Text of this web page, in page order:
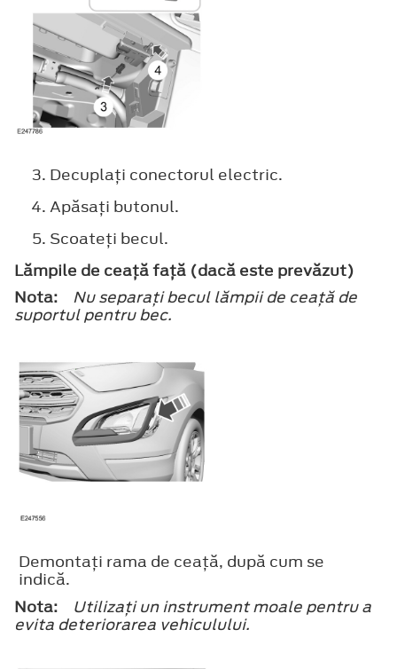
Decuplaţi conectorul electric.
Apăsaţi butonul.
Scoateţi becul.
Lămpile de ceaţă faţă (dacă este prevăzut)
Nota:
Nu separaţi becul lămpii de ceaţă de
suportul pentru bec.
Demontaţi rama de ceaţă, după cum se
indică.
Nota:
Utilizaţi un instrument moale pentru a
evita deteriorarea vehiculului.